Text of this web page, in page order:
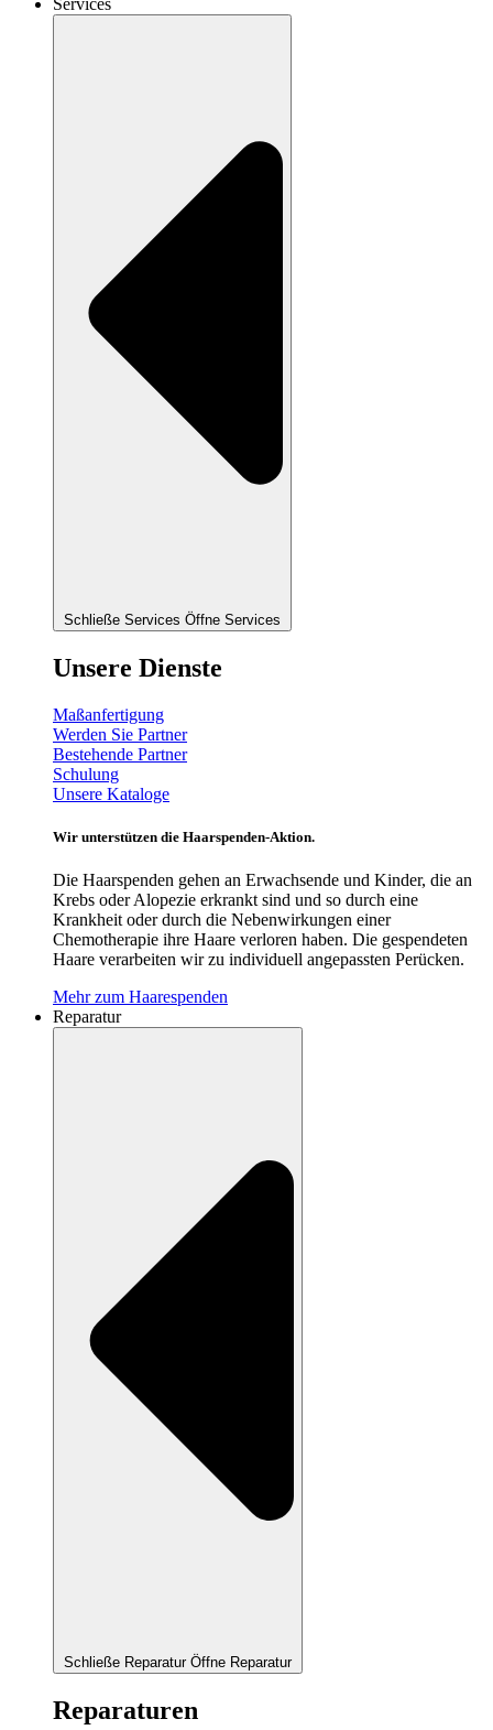
Services
Schließe Services Öffne Services
Unsere Dienste
Maßanfertigung
Werden Sie Partner
Bestehende Partner
Schulung
Unsere Kataloge
Wir unterstützen die Haarspenden-Aktion.
Die Haarspenden gehen an Erwachsende und Kinder, die an
Krebs oder Alopezie erkrankt sind und so durch eine
Krankheit oder durch die Nebenwirkungen einer
Chemotherapie ihre Haare verloren haben. Die gespendeten
Haare verarbeiten wir zu individuell angepassten Perücken.
Mehr zum Haarespenden
Reparatur
Schließe Reparatur Öffne Reparatur
Reparaturen